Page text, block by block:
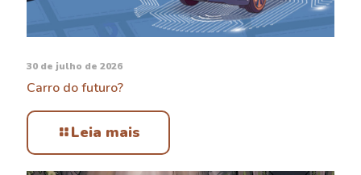
30 de julho de 2026
Carro do futuro?
Leia mais